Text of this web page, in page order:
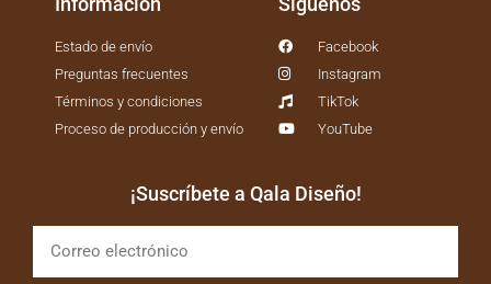
Estado de envío
Preguntas frecuentes
Términos y condiciones
Proceso de producción y envío
Facebook
Instagram
TikTok
YouTube
¡Suscríbete a Qala Diseño!